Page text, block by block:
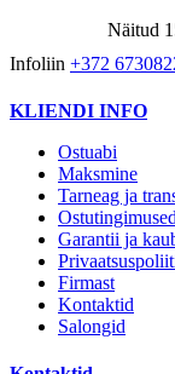
Näitud
Infoliin +372
KLIENDI INFO
Ostuabi
Maksmine
Tarneag ja
Ostutingimused
Garantii ja
Firmast
Kontaktid
Salongid